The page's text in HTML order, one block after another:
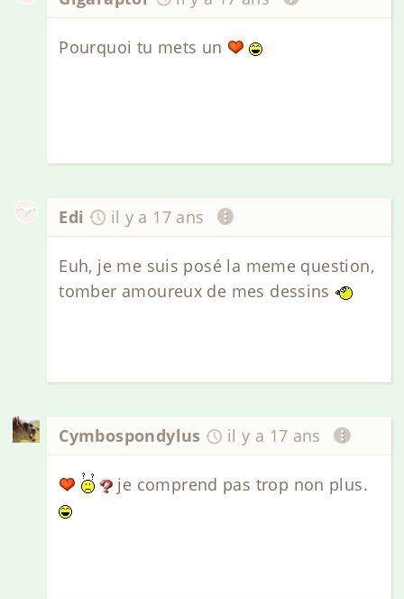
Pourquoi tu mets un
Edi il y a 17 ans
Euh, je me suis posé la meme question,
tomber amoureux de mes dessins
Cymbospondylus il y a 17 ans
je comprend pas trop non plus.